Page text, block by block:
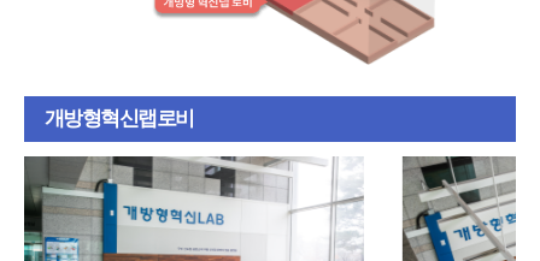
개방형혁신랩로비